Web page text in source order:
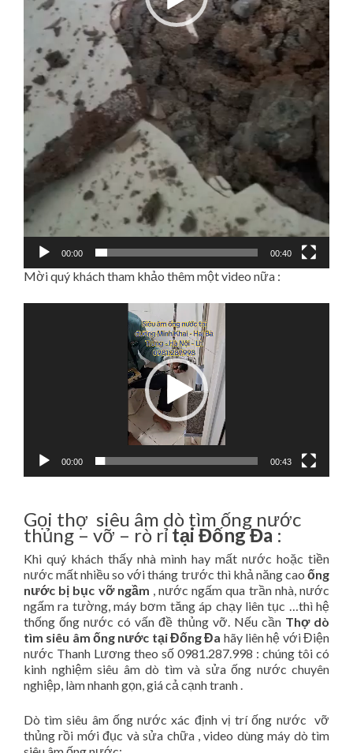
00:00 00:40
Mời quý khách tham khảo thêm một video nữa :
00:00 00:43
Gọi thợ siêu âm dò tìm ống nước
thủng – vỡ – rò rỉtại Đống Đa:
Khi quý khách thấy nhà mình hay mất nước hoặc tiền
nước mất nhiều so với tháng trước thì khả năng cao ống
nước bị bục vỡ ngầm , nước ngấm qua trần nhà, nước
ngấm ra tường, máy bơm tăng áp chạy liên tục …thì hệ
thống ống nước có vấn đề thủng vỡ. Nếu cần Thợ dò
tìm siêu âm ống nước tại Đống Đa hãy liên hệ với Điện
nước Thanh Lương theo số 0981.287.998 : chúng tôi có
kinh nghiệm siêu âm dò tìm và sửa ống nước chuyên
nghiệp, làm nhanh gọn, giá cả cạnh tranh .
Dò tìm siêu âm ống nước xác định vị trí ống nước vỡ
thủng rồi mới đục và sửa chữa , video dùng máy dò tìm